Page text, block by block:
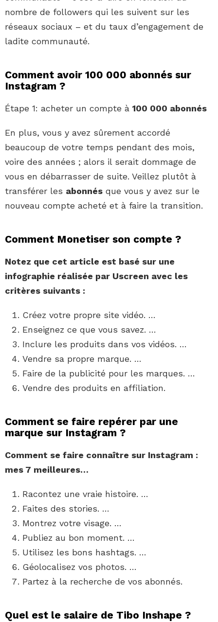
nombre de followers qui les suivent sur les
réseaux sociaux – et du taux d’engagement de
ladite communauté.
Comment avoir 100 000 abonnés sur
Instagram ?
Étape 1: acheter un compte à 100 000 abonnés
En plus, vous y avez sûrement accordé
beaucoup de votre temps pendant des mois,
voire des années ; alors il serait dommage de
vous en débarrasser de suite. Veillez plutôt à
transférer les abonnés que vous y avez sur le
nouveau compte acheté et à faire la transition.
Comment Monetiser son compte ?
Notez que cet article est basé sur une
infographie réalisée par Uscreen avec les
critères suivants :
Créez votre propre site vidéo. …
Enseignez ce que vous savez. …
Inclure les produits dans vos vidéos. …
Vendre sa propre marque. …
Faire de la publicité pour les marques. …
Vendre des produits en affiliation.
Comment se faire repérer par une
marque sur Instagram ?
Comment se faire connaître sur Instagram :
mes 7 meilleures…
Racontez une vraie histoire. …
Faites des stories. …
Montrez votre visage. …
Publiez au bon moment. …
Utilisez les bons hashtags. …
Géolocalisez vos photos. …
Partez à la recherche de vos abonnés.
Quel est le salaire de Tibo Inshape ?